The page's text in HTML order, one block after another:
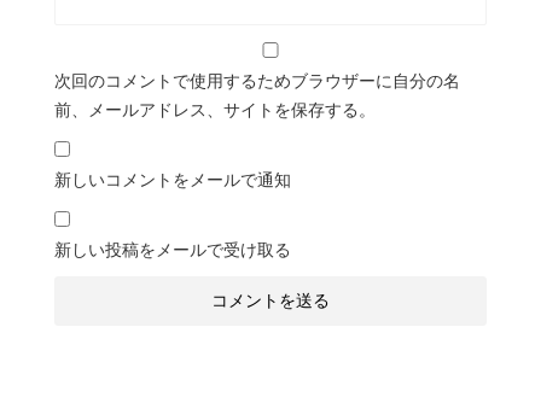
次回のコメントで使用するためブラウザーに自分の名
前、メールアドレス、サイトを保存する。
新しいコメントをメールで通知
新しい投稿をメールで受け取る